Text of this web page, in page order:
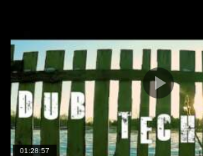
01:28:57